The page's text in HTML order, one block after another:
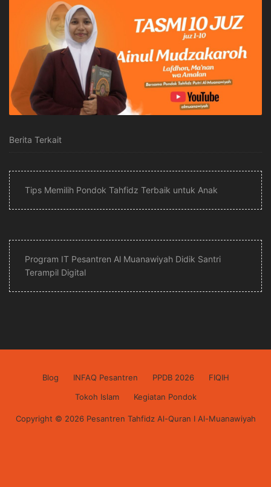
Berita Terkait
Tips Memilih Pondok Tahfidz Terbaik untuk Anak
Program IT Pesantren Al Muanawiyah Didik Santri
Terampil Digital
Blog INFAQ Pesantren PPDB 2026
FIQIH
Tokoh Islam
Kegiatan Pondok
Copyright © 2026 Pesantren Tahfidz Al-Quran I Al-Muanawiyah